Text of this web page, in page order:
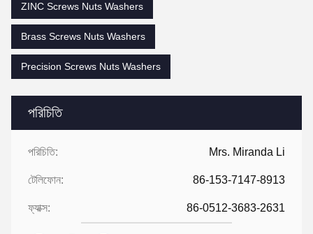
পরিচিতি
পরিচিতি: Mrs. Miranda Li
টেলিফোন: 86-153-7147-8913
ফ্যাক্স: 86-0512-3683-2631
ZINC Screws Nuts Washers
Brass Screws Nuts Washers
Precision Screws Nuts Washers